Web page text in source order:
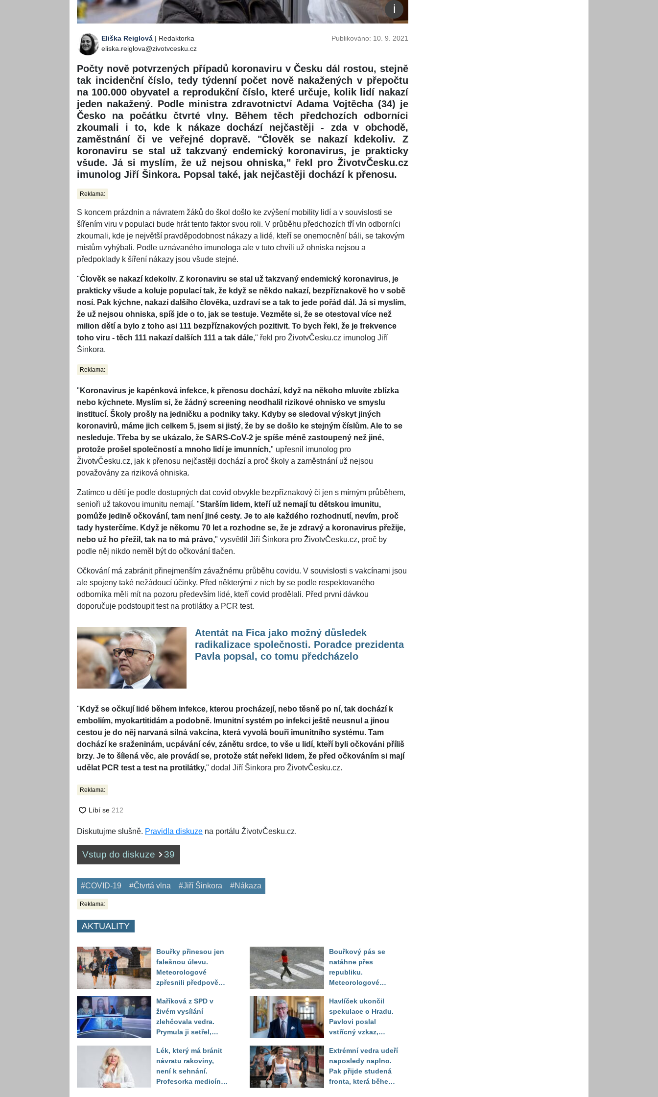
Eliška Reiglová | Redaktorka
eliska.reiglova@zivotvcesku.cz
Publikováno: 10. 9. 2021
Počty nově potvrzených případů koronaviru v Česku dál rostou, stejně
tak incidenční číslo, tedy týdenní počet nově nakažených v přepočtu
na 100.000 obyvatel a reprodukční číslo, které určuje, kolik lidí nakazí
jeden nakažený. Podle ministra zdravotnictví Adama Vojtěcha (34) je
Česko na počátku čtvrté vlny. Během těch předchozích odborníci
zkoumali i to, kde k nákaze dochází nejčastěji - zda v obchodě,
zaměstnání či ve veřejné dopravě. "Člověk se nakazí kdekoliv. Z
koronaviru se stal už takzvaný endemický koronavirus, je prakticky
všude. Já si myslím, že už nejsou ohniska," řekl pro ŽivotvČesku.cz
imunolog Jiří Šinkora. Popsal také, jak nejčastěji dochází k přenosu.
Reklama:
S koncem prázdnin a návratem žáků do škol došlo ke zvýšení mobility lidí a v souvislosti se
šířením viru v populaci bude hrát tento faktor svou roli. V průběhu předchozích tří vln odborníci
zkoumali, kde je největší pravděpodobnost nákazy a lidé, kteří se onemocnění báli, se takovým
místům vyhýbali. Podle uznávaného imunologa ale v tuto chvíli už ohniska nejsou a
předpoklady k šíření nákazy jsou všude stejné.
"Člověk se nakazí kdekoliv. Z koronaviru se stal už takzvaný endemický koronavirus, je
prakticky všude a koluje populací tak, že když se někdo nakazí, bezpříznakově ho v sobě
nosí. Pak kýchne, nakazí dalšího člověka, uzdraví se a tak to jede pořád dál. Já si myslím,
že už nejsou ohniska, spíš jde o to, jak se testuje. Vezměte si, že se otestoval více než
milion dětí a bylo z toho asi 111 bezpříznakových pozitivit. To bych řekl, že je frekvence
toho viru - těch 111 nakazí dalších 111 a tak dále," řekl pro ŽivotvČesku.cz imunolog Jiří
Šinkora.
Reklama:
" Koronavirus je kapénková infekce, k přenosu dochází, když na někoho mluvíte zblízka
nebo kýchnete. Myslím si, že žádný screening neodhalil rizikové ohnisko ve smyslu
institucí. Školy prošly na jedničku a podniky taky. Kdyby se sledoval výskyt jiných
koronavirů, máme jich celkem 5, jsem si jistý, že by se došlo ke stejným číslům. Ale to se
nesleduje. Třeba by se ukázalo, že SARS-CoV-2 je spíše méně zastoupený než jiné,
protože prošel společností a mnoho lidí je imunních," upřesnil imunolog pro
ŽivotvČesku.cz, jak k přenosu nejčastěji dochází a proč školy a zaměstnání už nejsou
považovány za riziková ohniska.
Zatímco u dětí je podle dostupných dat covid obvykle bezpříznakový či jen s mírným průběhem,
senioři už takovou imunitu nemají. "Starším lidem, kteří už nemají tu dětskou imunitu,
pomůže jedině očkování, tam není jiné cesty. Je to ale každého rozhodnutí, nevím, proč
tady hysterčíme. Když je někomu 70 let a rozhodne se, že je zdravý a koronavirus přežije,
nebo už ho přežil, tak na to má právo," vysvětlil Jiří Šinkora pro ŽivotvČesku.cz, proč by
podle něj nikdo neměl být do očkování tlačen.
Očkování má zabránit přinejmenším závažnému průběhu covidu. V souvislosti s vakcínami jsou
ale spojeny také nežádoucí účinky. Před některými z nich by se podle respektovaného
odborníka měli mít na pozoru především lidé, kteří covid prodělali. Před první dávkou
doporučuje podstoupit test na protilátky a PCR test.
Atentát na Fica jako možný důsledek
radikalizace společnosti. Poradce prezidenta
Pavla popsal, co tomu předcházelo
" Když se očkují lidé během infekce, kterou procházejí, nebo těsně po ní, tak dochází k
emboliím, myokartitidám a podobně. Imunitní systém po infekci ještě neusnul a jinou
cestou je do něj narvaná silná vakcína, která vyvolá bouři imunitního systému. Tam
dochází ke sraženinám, ucpávání cév, zánětu srdce, to vše u lidí, kteří byli očkováni příliš
brzy. Je to šílená věc, ale provádí se, protože stát neřekl lidem, že před očkováním si mají
udělat PCR test a test na protilátky," dodal Jiří Šinkora pro ŽivotvČesku.cz.
Reklama:
Diskutujme slušně. Pravidla diskuze na portálu ŽivotvČesku.cz.
Vstup do diskuze 39
#COVID-19 #Čtvrtá vlna #Jiří Šinkora #Nákaza
Reklama:
AKTUALITY
Bouřky přinesou jen
falešnou úlevu.
Meteorologové
zpřesnili předpověď
horkého počasí
Maříková z SPD v
živém vysílání
zlehčovala vedra.
Prymula ji setřel,
číslo
Lék, který má bránit
návratu rakoviny,
není k sehnání.
Profesorka medicíny
Bouřkový pás se
natáhne přes
republiku.
Meteorologové
výstrahou, kde hrozí
kroupy a prudký vítr
Havlíček ukončil
spekulace o Hradu.
Pavlovi poslal
vstřícný vzkaz,
setřel
Extrémní vedra udeří
naposledy naplno.
Pak přijde studená
fronta, která během